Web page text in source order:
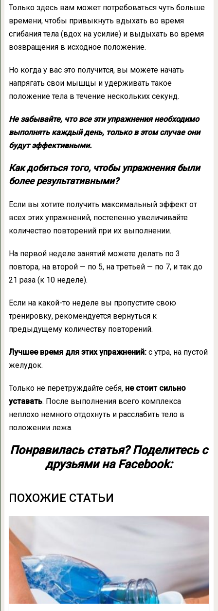
Только здесь вам может потребоваться чуть больше
времени, чтобы привыкнуть вдыхать во время
сгибания тела (вдох на усилие) и выдыхать во время
возвращения в исходное положение.
Но когда у вас это получится, вы можете начать
напрягать свои мышцы и удерживать такое
положение тела в течение нескольких секунд.
Не забывайте, что все эти упражнения необходимо
выполнять каждый день, только в этом случае они
будут эффективными.
Как добиться того, чтобы упражнения были
более результативными?
Если вы хотите получить максимальный эффект от
всех этих упражнений, постепенно увеличивайте
количество повторений при их выполнении.
На первой неделе занятий можете делать по 3
повтора, на второй — по 5, на третьей — по 7, и так до
21 раза (к 10 неделе).
Если на какой-то неделе вы пропустите свою
тренировку, рекомендуется вернуться к
предыдущему количеству повторений.
Лучшее время для этих упражнений:с утра, на пустой
желудок.
Только не перетруждайте себя, не стоит сильно
уставать. После выполнения всего комплекса
неплохо немного отдохнуть и расслабить тело в
положении лежа.
Понравилась статья? Поделитесь с
друзьями на Facebook:
ПОХОЖИЕ СТАТЬИ